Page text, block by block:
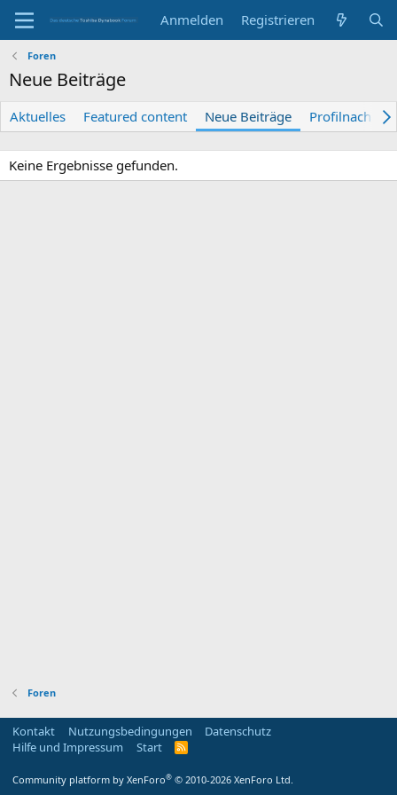
Anmelden Registrieren
Foren
Neue Beiträge
Aktuelles Featured content Neue Beiträge
Keine Ergebnisse gefunden.
Foren
Kontakt Nutzungsbedingungen
Datenschutz
Hilfe und Impressum
Start
R
Community platform by XenForo® © 2010-2026 XenForo Ltd.